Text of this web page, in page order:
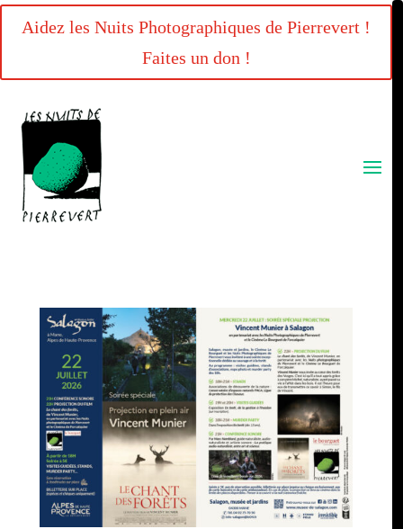
Aidez les Nuits Photographiques de Pierrevert !
Faites un don !